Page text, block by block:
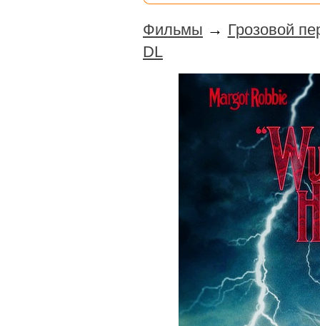
Фильмы → Грозовой
DL